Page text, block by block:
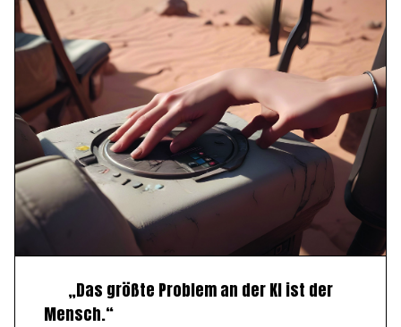
„Das größte Problem an der KI ist der
Mensch.“